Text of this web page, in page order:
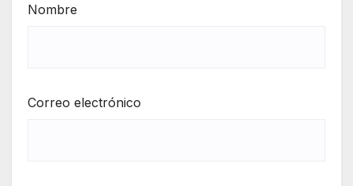
Nombre
Correo electrónico